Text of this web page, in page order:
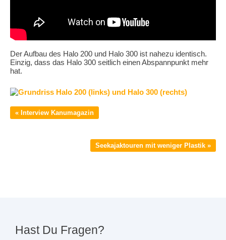
Der Aufbau des Halo 200 und Halo 300 ist nahezu identisch.
Einzig, dass das Halo 300 seitlich einen Abspannpunkt mehr
hat.
« Interview Kanumagazin
Seekajaktouren mit weniger Plastik »
Hast Du Fragen?